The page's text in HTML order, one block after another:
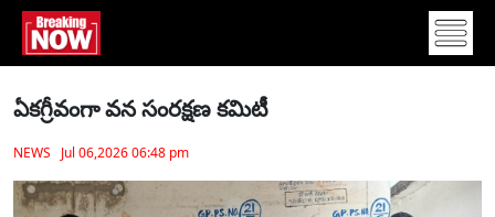
ఏకగ్రీవంగా వన సంరక్షణ కమిటీ
NEWS Jul 06,2026 06:48 pm